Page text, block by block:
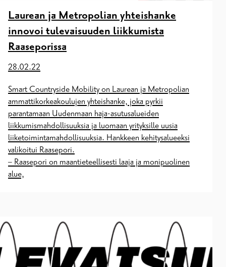
Laurean ja Metropolian yhteishanke
innovoi tulevaisuuden liikkumista
Raaseporissa
28.02.22
Smart Countryside Mobility on Laurean ja Metropolian
ammattikorkeakoulujen yhteishanke, joka pyrkii
parantamaan Uudenmaan haja-asutusalueiden
liikkumismahdollisuuksia ja luomaan yrityksille uusia
liiketoimintamahdollisuuksia. Hankkeen kehitysalueeksi
valikoitui Raasepori.
– Raasepori on maantieteellisesti laaja ja monipuolinen
alue,